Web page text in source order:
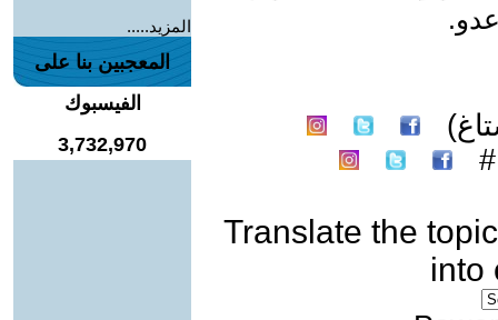
Translate the topic
into
المزيد.....
المعجبين بنا على
الفيسبوك
3,732,970